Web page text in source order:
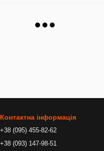
Контактна інформація
+38 (095) 455-82-62
+38 (093) 147-98-51